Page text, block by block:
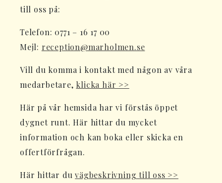
till oss på:
Telefon: 0771 – 16 17 00
Mejl: reception@marholmen.se
Vill du komma i kontakt med någon av våra
medarbetare, klicka här >>
Här på vår hemsida har vi förstås öppet
dygnet runt. Här hittar du mycket
information och kan boka eller skicka en
offertförfrågan.
Här hittar duvägbeskrivning till oss >>